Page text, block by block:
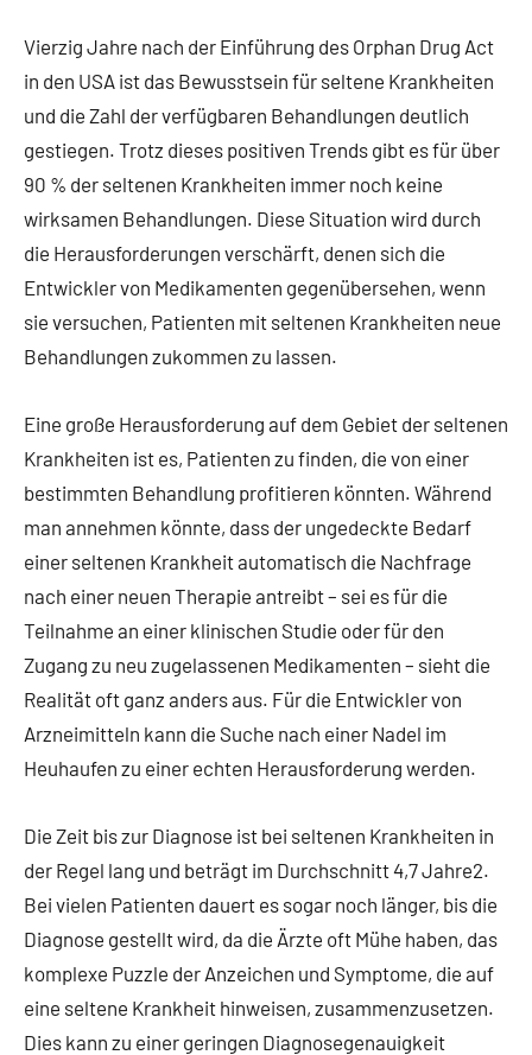
Vierzig Jahre nach der Einführung des Orphan Drug Act
in den USA ist das Bewusstsein für seltene Krankheiten
und die Zahl der verfügbaren Behandlungen deutlich
gestiegen. Trotz dieses positiven Trends gibt es für über
90 % der seltenen Krankheiten immer noch keine
wirksamen Behandlungen. Diese Situation wird durch
die Herausforderungen verschärft, denen sich die
Entwickler von Medikamenten gegenübersehen, wenn
sie versuchen, Patienten mit seltenen Krankheiten neue
Behandlungen zukommen zu lassen.
Eine große Herausforderung auf dem Gebiet der seltenen
Krankheiten ist es, Patienten zu finden, die von einer
bestimmten Behandlung profitieren könnten. Während
man annehmen könnte, dass der ungedeckte Bedarf
einer seltenen Krankheit automatisch die Nachfrage
nach einer neuen Therapie antreibt – sei es für die
Teilnahme an einer klinischen Studie oder für den
Zugang zu neu zugelassenen Medikamenten – sieht die
Realität oft ganz anders aus. Für die Entwickler von
Arzneimitteln kann die Suche nach einer Nadel im
Heuhaufen zu einer echten Herausforderung werden.
Die Zeit bis zur Diagnose ist bei seltenen Krankheiten in
der Regel lang und beträgt im Durchschnitt 4,7 Jahre2.
Bei vielen Patienten dauert es sogar noch länger, bis die
Diagnose gestellt wird, da die Ärzte oft Mühe haben, das
komplexe Puzzle der Anzeichen und Symptome, die auf
eine seltene Krankheit hinweisen, zusammenzusetzen.
Dies kann zu einer geringen Diagnosegenauigkeit